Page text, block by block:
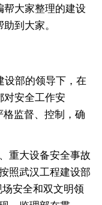
帮大家整理的建设
到大家。
设部的领导下，在
对安全工作安
格监督、控制，确
重大设备安全事故
照武汉工程建设部
安全和双文明领